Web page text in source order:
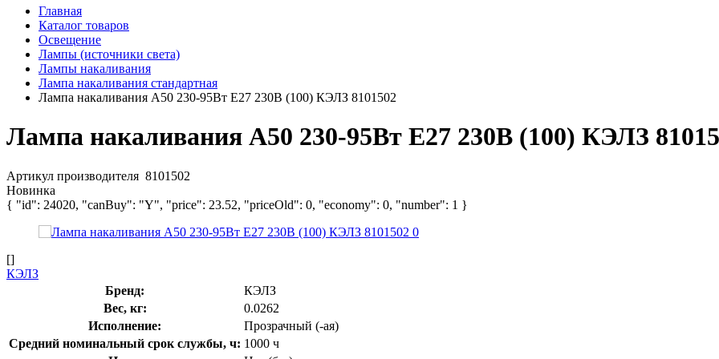
Главная
Каталог товаров
Освещение
Лампы (источники света)
Лампы накаливания
Лампа накаливания стандартная
Лампа накаливания А50 230-95Вт E27 230В (100) КЭЛЗ 8101502
Лампа накаливания А50 230-95Вт E27 230В (100) КЭЛЗ
Артикул производителя 8101502
Новинка
{ "id": 24020, "canBuy": "Y", "price": 23.52, "priceOld": 0, "economy": 0, "number": 1 }
[]
КЭЛЗ
Бренд:
КЭЛЗ
Вес, кг:
0.0262
Исполнение:
Прозрачный (-ая)
Средний номинальный срок службы, ч: 1000 ч